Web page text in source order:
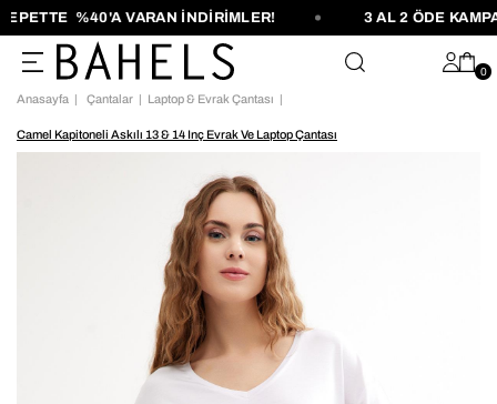
%40'A VARAN İNDİRİMLER! 3 AL 2 ÖDE
0
Anasayfa Çantalar Laptop & Evrak Çantası
Camel Kapitoneli Askılı 13 & 14 Inç Evrak Ve Laptop Çantası